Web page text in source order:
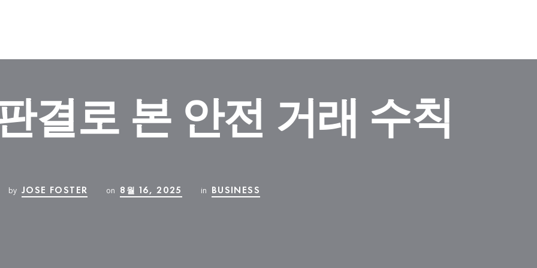
결로 본 안전 거래 수칙
by JOSE FOSTER on 8월 16, 2025 in BUSINESS